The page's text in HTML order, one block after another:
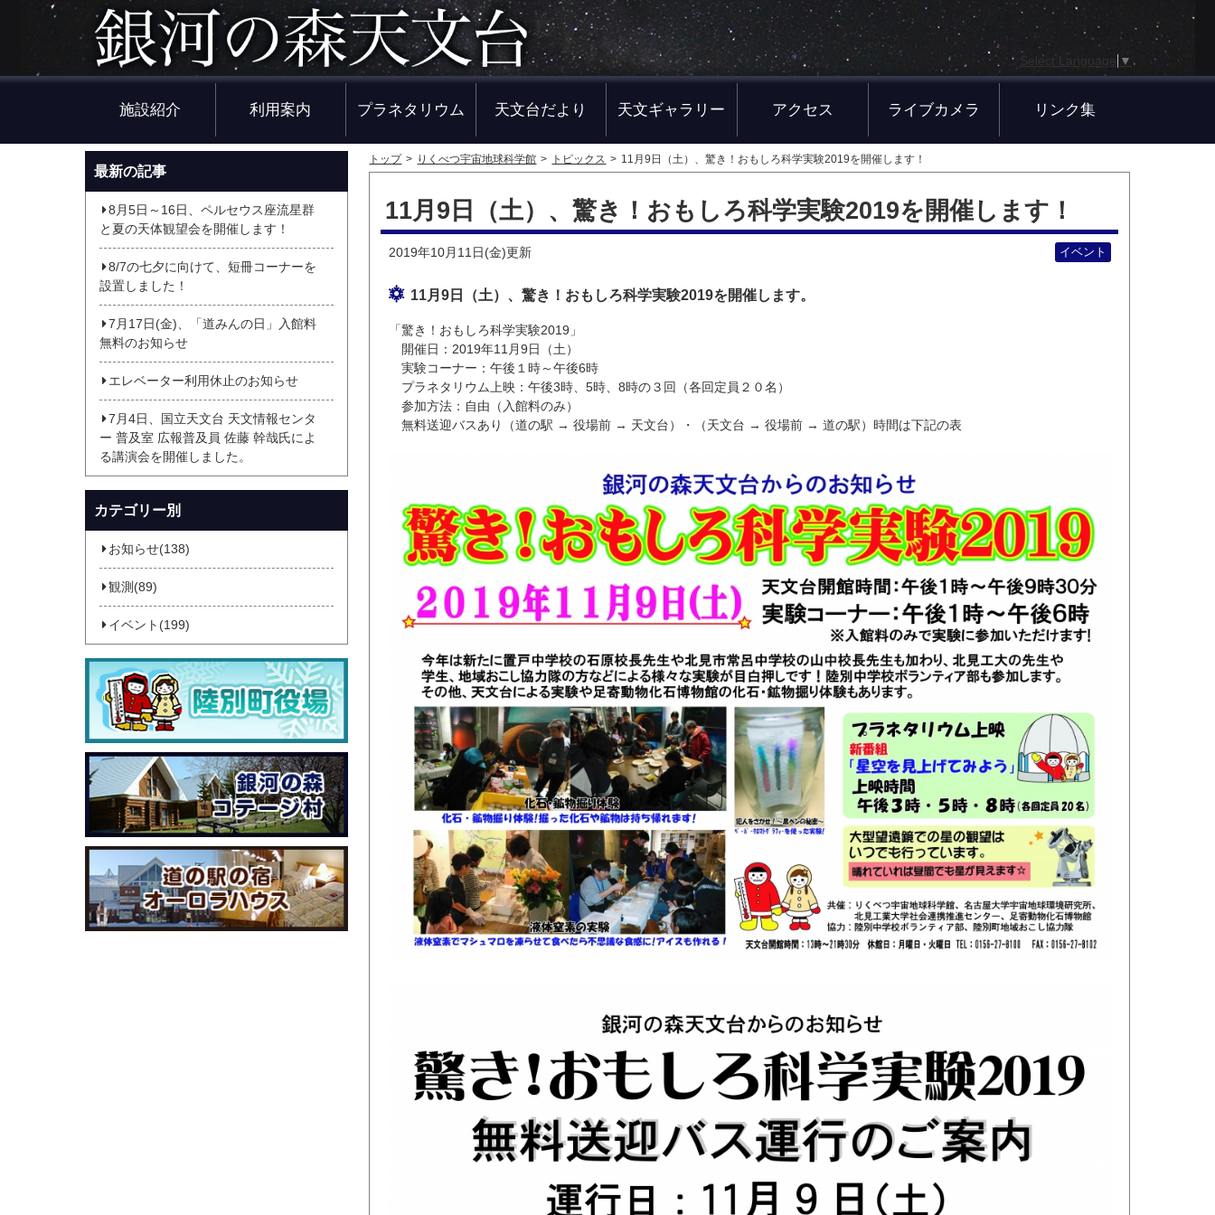
Select Language ▼
施設紹介 利用案内 プラネタリウム 天文台だより 天文ギャラリー アクセス ライブカメラ リンク集
トップ りくべつ宇宙地球科学館 トピックス 11月9日（土）、驚き！おもしろ科学実験2019を開催します！
11月9日（土）、驚き！おもしろ科学実験2019を開催します！
2019年10月11日(金)更新 イベント
11月9日（土）、驚き！おもしろ科学実験2019を開催します。
「驚き！おもしろ科学実験2019」
開催日：2019年11月9日（土）
実験コーナー：午後１時～午後6時
プラネタリウム上映：午後3時、5時、8時の３回（各回定員２０名）
参加方法：自由（入館料のみ）
無料送迎バスあり（道の駅 → 役場前 → 天文台）・（天文台 → 役場前 → 道の駅）時間は下記の表
最新の記事
8月5日～16日、ペルセウス座流星群
と夏の天体観望会を開催します！
8/7の七夕に向けて、短冊コーナーを
設置しました！
7月17日(金)、「道みんの日」入館料
無料のお知らせ
エレベーター利用休止のお知らせ
7月4日、国立天文台 天文情報センタ
ー 普及室 広報普及員 佐藤 幹哉氏によ
る講演会を開催しました。
カテゴリー別
お知らせ(138)
観測(89)
イベント(199)